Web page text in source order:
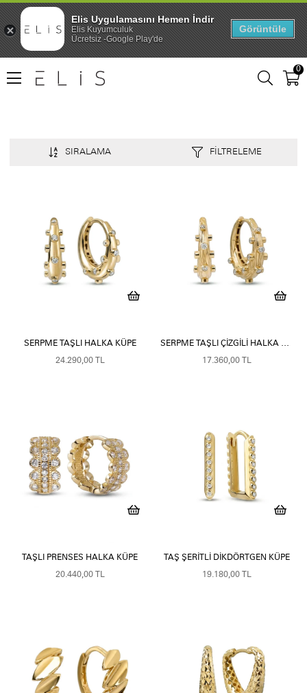
0
FILTRELEME
SIRALAMA
SERPME TAŞLI HALKA KÜPE
24.290,00 TL
SERPME TAŞLI ÇIZGILI HALKA KÜPE
17.360,00 TL
TAŞLI PRENSES HALKA KÜPE
20.440,00 TL
TAŞ ŞERITLI DIKDÖRTGEN KÜPE
19.180,00 TL
Elis Uygulamasını Hemen İndir
Elis Kuyumculuk
Ücretsiz -Google Play'de
Görüntüle